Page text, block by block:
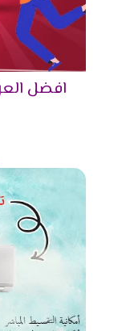
إليكم كافة
فريش
تتمتع
طيبة في
بالإضافة
ضمن
للقسم
قسم
متعلق
وقد
مستوىً
أن
افضل